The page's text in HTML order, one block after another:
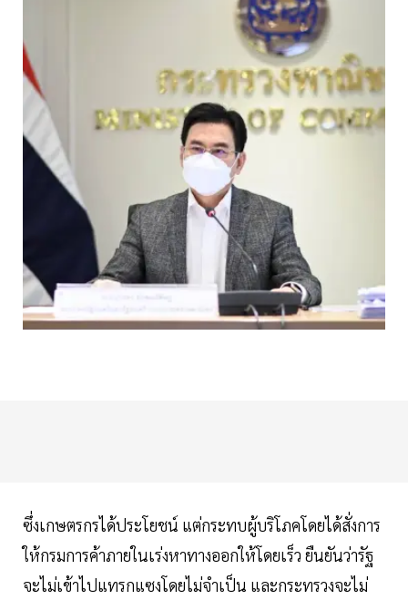
ซึ่งเกษตรกรได้ประโยชน์ แต่กระทบผู้บริโภคโดยได้สั่งการ
ให้กรมการค้าภายในเร่งหาทางออกให้โดยเร็ว ยืนยันว่ารัฐ
จะไม่เข้าไปแทรกแซงโดยไม่จำเป็น และกระทรวงจะไม่